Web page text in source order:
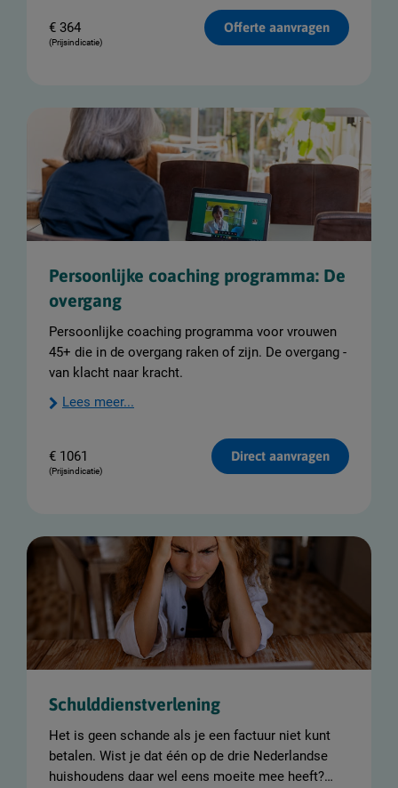
€ 364
(Prijsindicatie)
Offerte aanvragen
Persoonlijke coaching programma: De
overgang
Persoonlijke coaching programma voor vrouwen
45+ die in de overgang raken of zijn. De overgang -
van klacht naar kracht.
Lees meer...
€ 1061
(Prijsindicatie)
Direct aanvragen
Schulddienstverlening
Het is geen schande als je een factuur niet kunt
betalen. Wist je dat één op de drie Nederlandse
huishoudens daar wel eens moeite mee heeft?